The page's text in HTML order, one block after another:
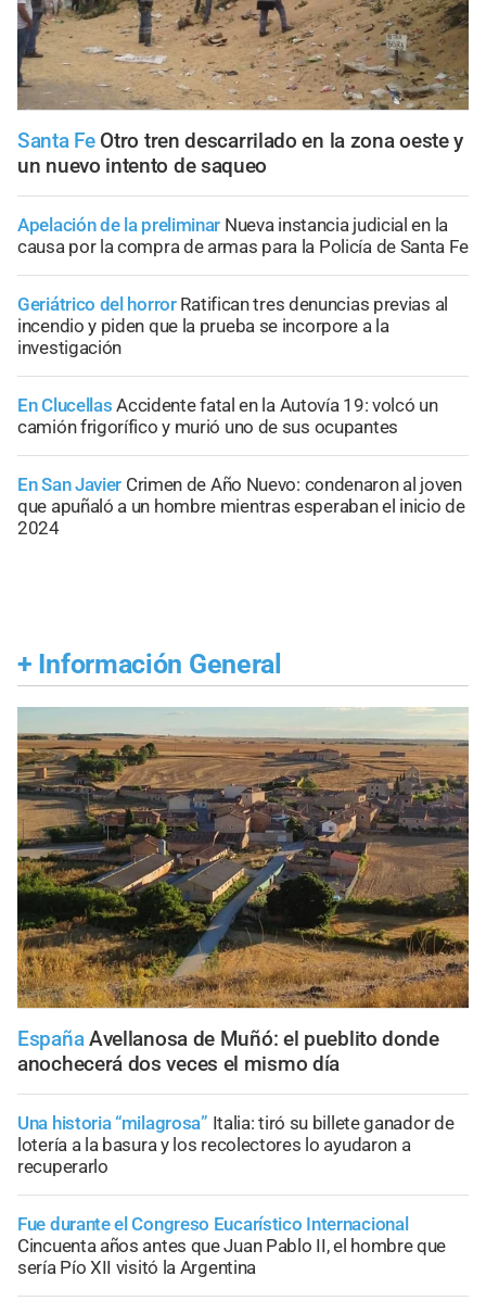
Santa Fe Otro tren descarrilado en la zona oeste y
un nuevo intento de saqueo
Apelación de la preliminar Nueva instancia judicial en la
causa por la compra de armas para la Policía de Santa Fe
Geriátrico del horror Ratifican tres denuncias previas al
incendio y piden que la prueba se incorpore a la
investigación
En Clucellas Accidente fatal en la Autovía 19: volcó un
camión frigorífico y murió uno de sus ocupantes
En San Javier Crimen de Año Nuevo: condenaron al joven
que apuñaló a un hombre mientras esperaban el inicio de
2024
+ Información General
España Avellanosa de Muñó: el pueblito donde
anochecerá dos veces el mismo día
Una historia “milagrosa” Italia: tiró su billete ganador de
lotería a la basura y los recolectores lo ayudaron a
recuperarlo
Fue durante el Congreso Eucarístico Internacional
Cincuenta años antes que Juan Pablo II, el hombre que
sería Pío XII visitó la Argentina